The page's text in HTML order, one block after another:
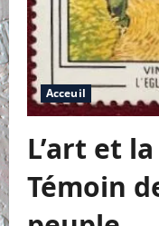
Acceuil
L’art et
Témoin